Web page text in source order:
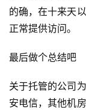
公
答
社
的确，在十来天
正常提供访问。
最后做个总结吧
关于托管的公司
安电信，其他机